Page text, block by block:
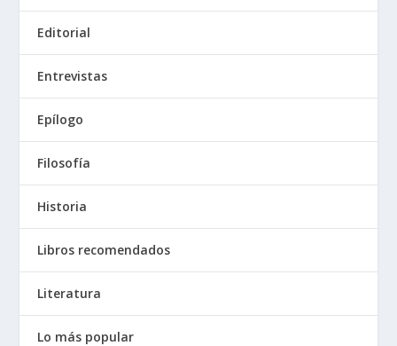
Editorial
Entrevistas
Epílogo
Filosofía
Historia
Libros recomendados
Literatura
Lo más popular